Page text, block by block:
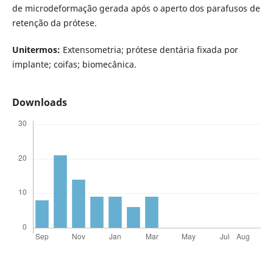
de microdeformação gerada após o aperto dos parafusos de
retenção da prótese.
Unitermos: Extensometria; prótese dentária fixada por
implante; coifas; biomecânica.
Downloads